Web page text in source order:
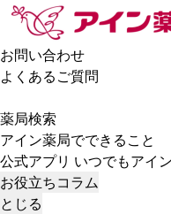
お問い合わせ
よくあるご質問
薬局検索
アイン薬局でできること
公式アプリ いつでもアイ
お役立ちコラム
とじる